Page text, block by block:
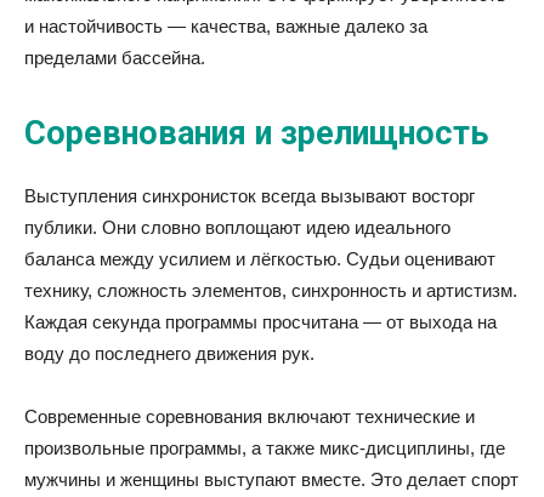
и настойчивость — качества, важные далеко за
пределами бассейна.
Соревнования и зрелищность
Выступления синхронисток всегда вызывают восторг
публики. Они словно воплощают идею идеального
баланса между усилием и лёгкостью. Судьи оценивают
технику, сложность элементов, синхронность и артистизм.
Каждая секунда программы просчитана — от выхода на
воду до последнего движения рук.
Современные соревнования включают технические и
произвольные программы, а также микс-дисциплины, где
мужчины и женщины выступают вместе. Это делает спорт